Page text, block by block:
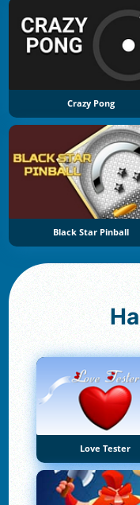
Crazy Pong
Black Star Pinball
Love Tester